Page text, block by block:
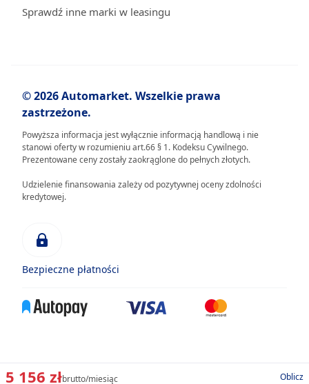
5 156 złbrutto/miesiąc Oblicz
Sprawdź inne marki w leasingu
© 2026 Automarket. Wszelkie prawa
zastrzeżone.
Powyższa informacja jest wyłącznie informacją handlową i nie
stanowi oferty w rozumieniu art.66 § 1. Kodeksu Cywilnego.
Prezentowane ceny zostały zaokrąglone do pełnych złotych.
Udzielenie finansowania zależy od pozytywnej oceny zdolności
kredytowej.
Bezpieczne płatności